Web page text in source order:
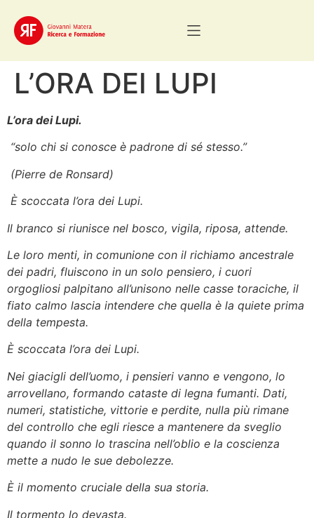
L’ORA DEI LUPI
L’ora dei Lupi.
“solo chi si conosce è padrone di sé stesso.”
(Pierre de Ronsard)
È scoccata l’ora dei Lupi.
Il branco si riunisce nel bosco, vigila, riposa, attende.
Le loro menti, in comunione con il richiamo ancestrale
dei padri, fluiscono in un solo pensiero, i cuori
orgogliosi palpitano all’unisono nelle casse toraciche, il
fiato calmo lascia intendere che quella è la quiete prima
della tempesta.
È scoccata l’ora dei Lupi.
Nei giacigli dell’uomo, i pensieri vanno e vengono, lo
arrovellano, formando cataste di legna fumanti. Dati,
numeri, statistiche, vittorie e perdite, nulla più rimane
del controllo che egli riesce a mantenere da sveglio
quando il sonno lo trascina nell’oblio e la coscienza
mette a nudo le sue debolezze.
È il momento cruciale della sua storia.
Il tormento lo devasta.